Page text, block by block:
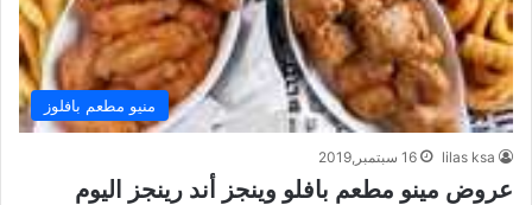
منيو مطعم بافلوز
lilas ksa 16 سبتمبر,2019
عروض مينو مطعم بافلو وينجز أند رينجز اليوم